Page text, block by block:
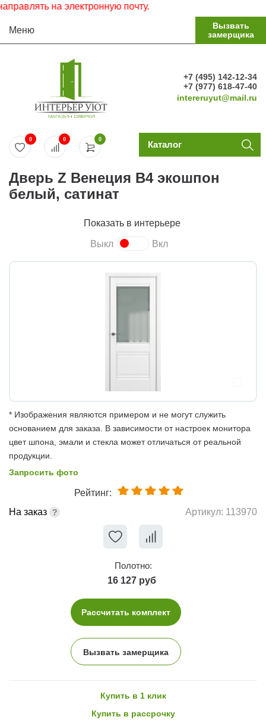
на электронную почту.
Меню
Вызвать
замерщика
+7 (495) 142-12-34
+7 (977) 618-47-40
intereruyut@mail.ru
0
0 0 Каталог
Дверь Z Венеция В4 экошпон
белый, сатинат
Показать в интерьере
Выкл Вкл
* Изображения являются примером и не могут служить
основанием для заказа. В зависимости от настроек монитора
цвет шпона, эмали и стекла может отличаться от реальной
продукции.
Запросить фото
Рейтинг:
На заказ
Артикул: 113970
Полотно:
16 127 руб
Рассчитать комплект
Вызвать замерщика
Купить в 1 клик
Купить в рассрочку